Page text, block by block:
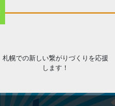
札幌での新しい繋がりづくりを応援
します！